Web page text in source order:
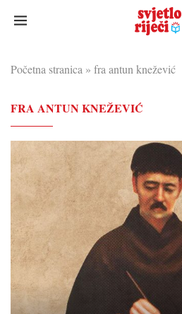
Početna stranica » fra antun knežević
FRA ANTUN KNEŽEVIĆ